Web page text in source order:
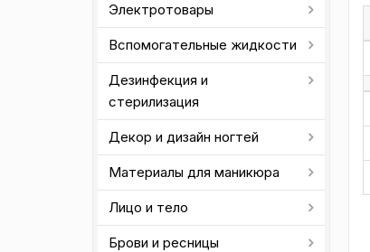
Электротовары
Вспомогательные жидкости
Дезинфекция и
стерилизация
Декор и дизайн ногтей
Материалы для маникюра
Лицо и тело
Брови и ресницы